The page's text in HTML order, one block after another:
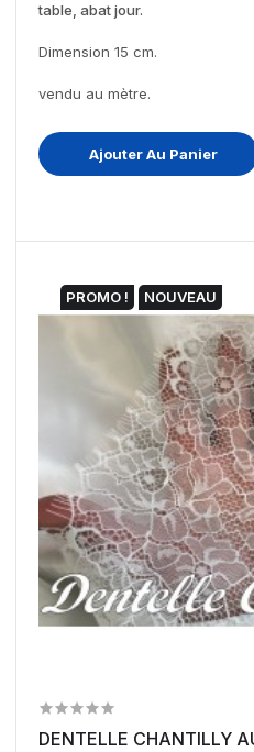
table, abat jour.
Dimension 15 cm.
vendu au mètre.
Ajouter Au Panier
PROMO ! NOUVEAU